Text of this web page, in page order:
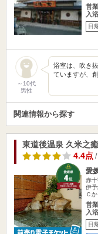
営
入
日
～10代
男性
浴室は、吹き
ていますが、
関連情報から探す
東道後温泉 久米之
4.4点/
愛
赤
伊
Ｃ
営
入
日